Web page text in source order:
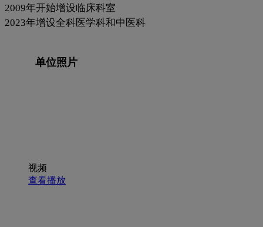
2009年开始增设临床科室
2023年增设全科医学科和中医科
单位照片
视频
查看播放